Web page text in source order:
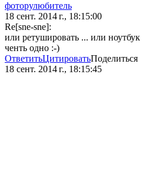
фоторулюбитель
18 сент. 2014 г., 18:15:00
Re[sne-sne]:
или ретушировать ... или ноутбук
ченть одно :-)
ОтветитьЦитироватьПоделиться
18 сент. 2014 г., 18:15:45